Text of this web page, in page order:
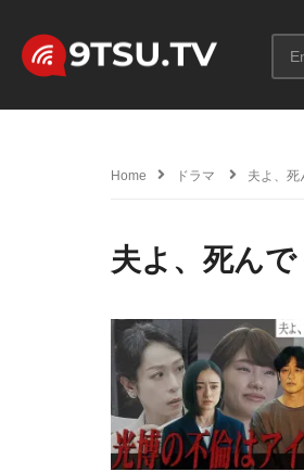
Home ドラマ 夫よ、死
夫よ、死ん